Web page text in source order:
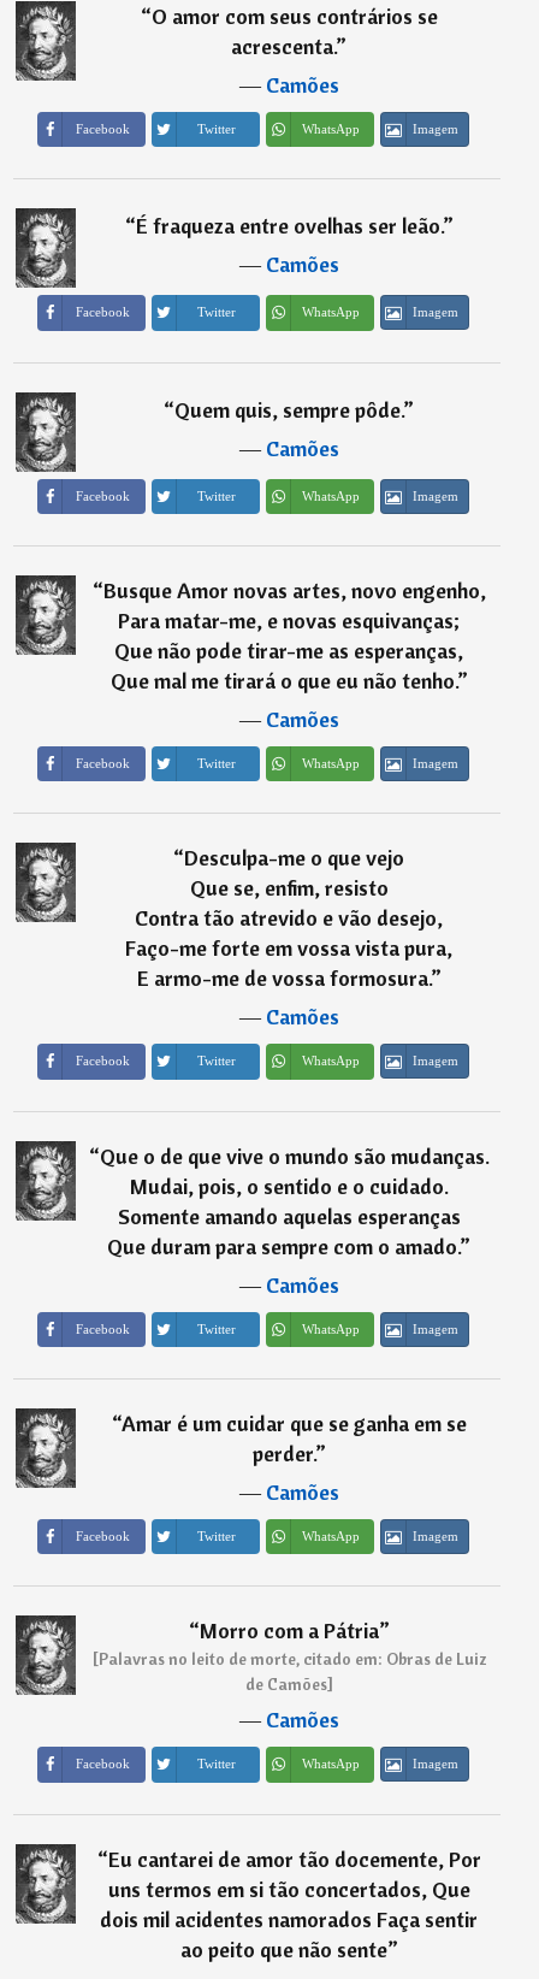
“O amor com seus contrários se
acrescenta.”
―Camões
Facebook Twitter WhatsApp Imagem
“É fraqueza entre ovelhas ser leão.”
―Camões
Facebook Twitter WhatsApp Imagem
“Quem quis, sempre pôde.”
―Camões
Facebook Twitter WhatsApp Imagem
“Busque Amor novas artes, novo engenho,
Para matar-me, e novas esquivanças;
Que não pode tirar-me as esperanças,
Que mal me tirará o que eu não tenho.”
―Camões
Facebook Twitter WhatsApp Imagem
“Desculpa-me o que vejo
Que se, enfim, resisto
Contra tão atrevido e vão desejo,
Faço-me forte em vossa vista pura,
E armo-me de vossa formosura.”
―Camões
Facebook Twitter WhatsApp Imagem
“Que o de que vive o mundo são mudanças.
Mudai, pois, o sentido e o cuidado.
Somente amando aquelas esperanças
Que duram para sempre com o amado.”
―Camões
Facebook Twitter WhatsApp Imagem
“Amar é um cuidar que se ganha em se
perder.”
―Camões
Facebook Twitter WhatsApp Imagem
“Morro com a Pátria”
[Palavras no leito de morte, citado em: Obras de Luiz
de Camões]
―Camões
Facebook Twitter WhatsApp Imagem
“Eu cantarei de amor tão docemente, Por
uns termos em si tão concertados, Que
dois mil acidentes namorados Faça sentir
ao peito que não sente”